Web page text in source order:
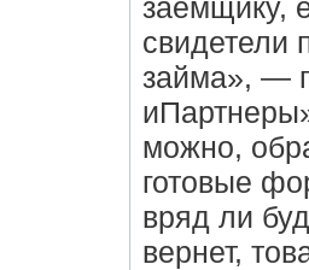
заемщику,
свидетели
займа», —
можно,
готовые
вряд ли
вернет,